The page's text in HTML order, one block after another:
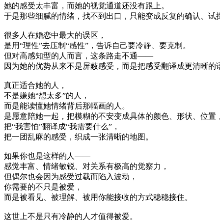
她的感受太丰富，而她的视觉通道还没有跟上。
于是那些细腻的情绪，找不到出口，只能变成反复的确认、试
很多人在婚恋中最大的误区，
是用“理性”去压制“感性”，告诉自己要冷静、要克制。
但对高感知型的人而言，这条路走不通——
因为她的优势从来不是屏蔽感受，而是把感受翻译成更清晰的
真正适合她的人，
不是嫌她“想太多”的人，
而是能读懂她情绪背后那幅画的人。
是愿意陪她一起，把模糊的不安变成具体的颜色、形状、位置，
把“我害怕”翻译成“我需要什么”，
把一团乱麻的感受，织成一张清晰的地图。
如果你也是这样的人——
感觉丰富、情绪敏锐、对关系有极高的觉察力，
但偶尔也会因为感受过载而陷入波动，
你需要的不只是被爱，
而是被看见、被理解、被用你能接收的方式稳稳接住。
这世上不是只有冷静的人才值得被爱。